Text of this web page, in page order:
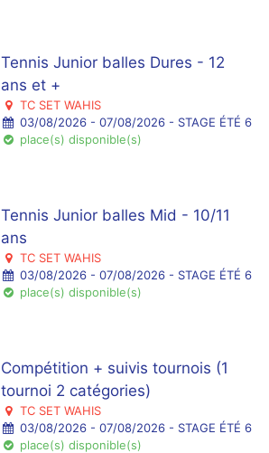
Tennis Junior balles Dures - 12
ans et +
TC SET WAHIS
03/08/2026 - 07/08/2026 - STAGE ÉTÉ 6
place(s) disponible(s)
Tennis Junior balles Mid - 10/11
ans
TC SET WAHIS
03/08/2026 - 07/08/2026 - STAGE ÉTÉ 6
place(s) disponible(s)
Compétition + suivis tournois (1
tournoi 2 catégories)
TC SET WAHIS
03/08/2026 - 07/08/2026 - STAGE ÉTÉ 6
place(s) disponible(s)